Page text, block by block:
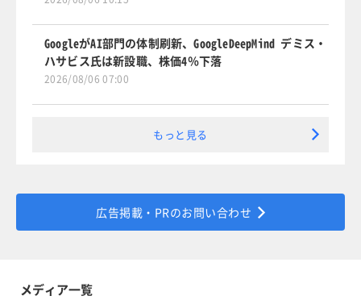
GoogleがAI部門の体制刷新、GoogleDeepMind デミス・
ハサビス氏は新設職、株価4％下落
2026/08/06 07:00
もっと見る
広告掲載・PRのお問い合わせ
メディア一覧